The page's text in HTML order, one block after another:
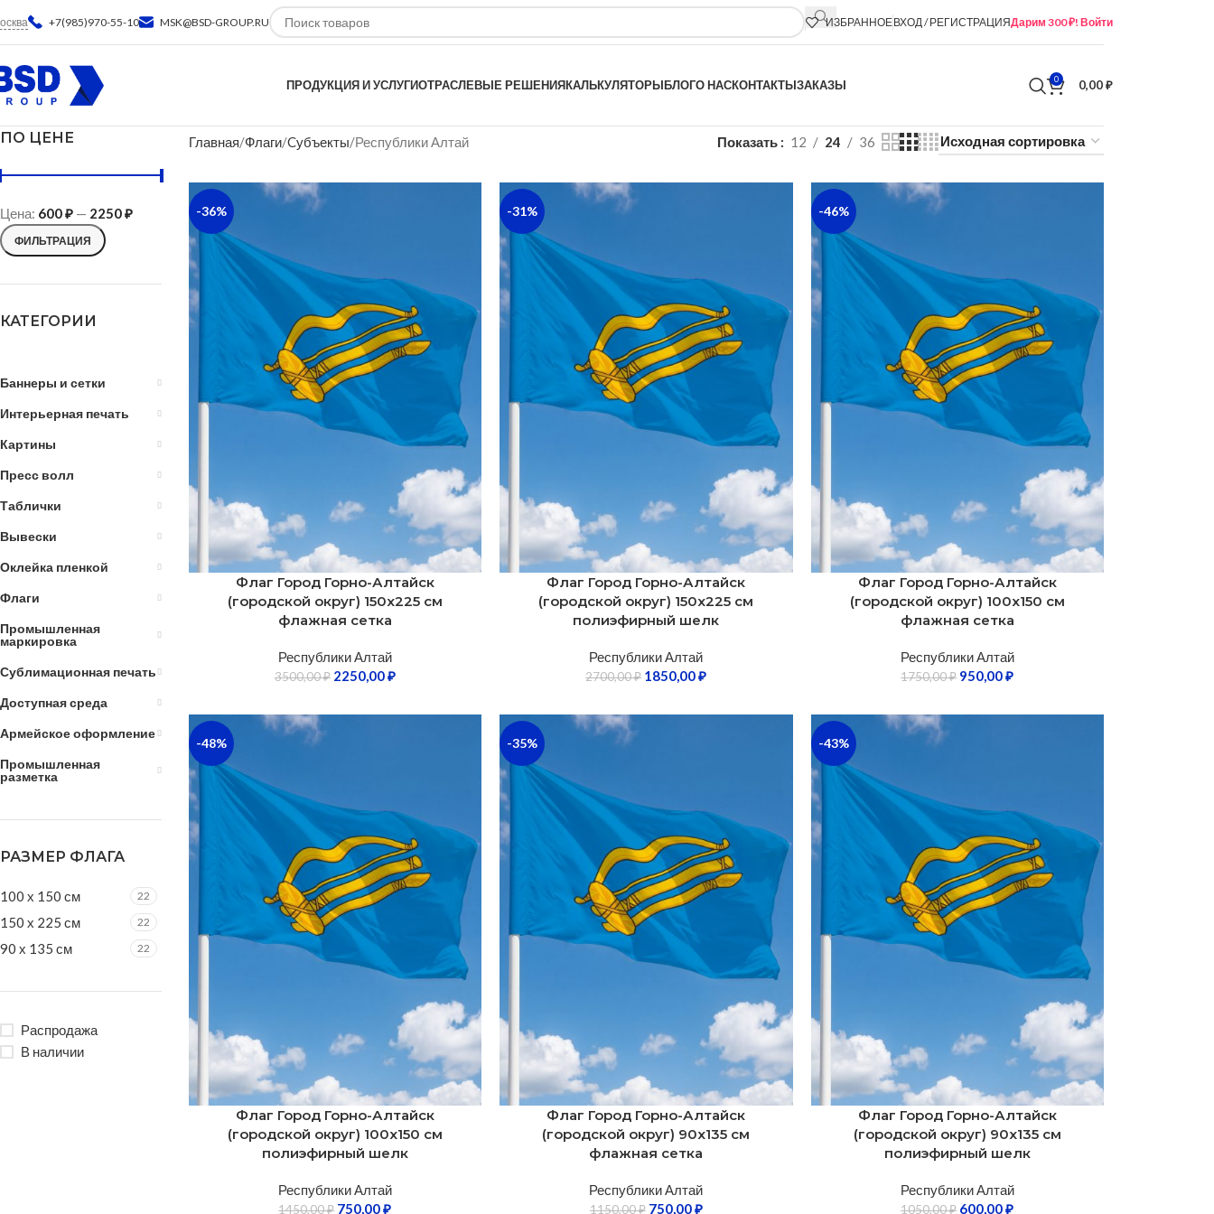
+7(985)970-55-10 MSK@BSD-GROUP.RU ИЗБРАННОЕВХОД / РЕГИСТРАЦИЯДарим 300 ₽! Войти
ПРОДУКЦИЯ И УСЛУГИОТРАСЛЕВЫЕ РЕШЕНИЯКАЛЬКУЛЯТОРЫБЛОГО НАСКОНТАКТЫЗАКАЗЫ 0 0,00₽
ПО ЦЕНЕ
ФИЛЬТРАЦИЯ
Цена: 600 ₽ — 2250 ₽
КАТЕГОРИИ
Баннеры и сетки
Интерьерная печать
Картины
Пресс волл
Таблички
Вывески
Оклейка пленкой
Флаги
Промышленная
маркировка
Сублимационная печать
Доступная среда
Армейское оформление
Промышленная
разметка
РАЗМЕР ФЛАГА
100 х 150 см 22
150 х 225 см 22
90 х 135 см 22
Распродажа
В наличии
Главная Флаги Cубъекты Республики Алтай Показать 12 24 36
-36%
Флаг Город Горно-Алтайск
(городской округ) 150х225 см
флажная сетка
Республики Алтай
3500,00₽ 2250,00₽
-31%
Флаг Город Горно-Алтайск
(городской округ) 150х225 см
полиэфирный шелк
Республики Алтай
2700,00₽ 1850,00₽
-46%
Флаг Город Горно-Алтайск
(городской округ) 100х150 см
флажная сетка
Республики Алтай
1750,00₽ 950,00₽
-48%
Флаг Город Горно-Алтайск
(городской округ) 100х150 см
полиэфирный шелк
Республики Алтай
1450,00₽ 750,00₽
-35%
Флаг Город Горно-Алтайск
(городской округ) 90х135 см
флажная сетка
Республики Алтай
1150,00₽ 750,00₽
-43%
Флаг Город Горно-Алтайск
(городской округ) 90х135 см
полиэфирный шелк
Республики Алтай
1050,00₽ 600,00₽